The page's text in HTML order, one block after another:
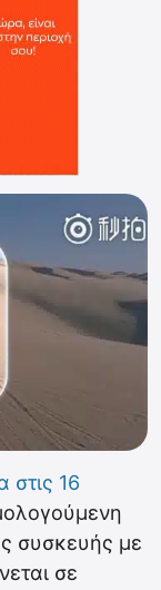
στις 16
συσκευής με
σε